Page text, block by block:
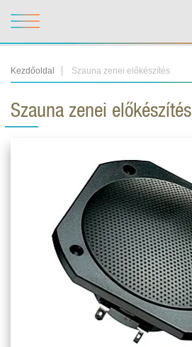
Kezdőoldal Szauna zenei előkészítés
Szauna zenei előkészítés